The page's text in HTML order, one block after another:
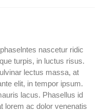
nascetur ridic
turpis, in luctus risus.
lectus massa, at
elit, in tempor ipsum.
lacus. Phasellus id
lorem ac dolor venenatis